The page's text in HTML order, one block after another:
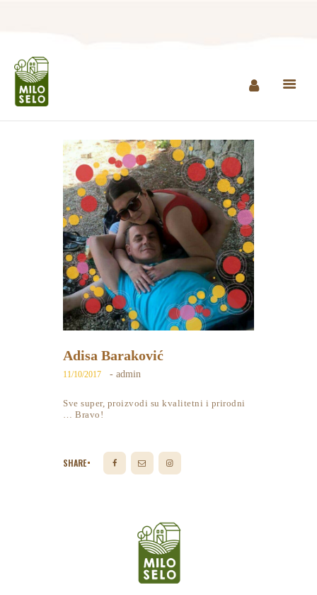
PROIZVODI
AGROTURIZAM I
RESTORAN
MINI ZOO
KONTAKT
KUPI PROIZVODE
Adisa Baraković
11/10/2017 - admin
Sve super, proizvodi su kvalitetni i prirodni
… Bravo!
SHARE